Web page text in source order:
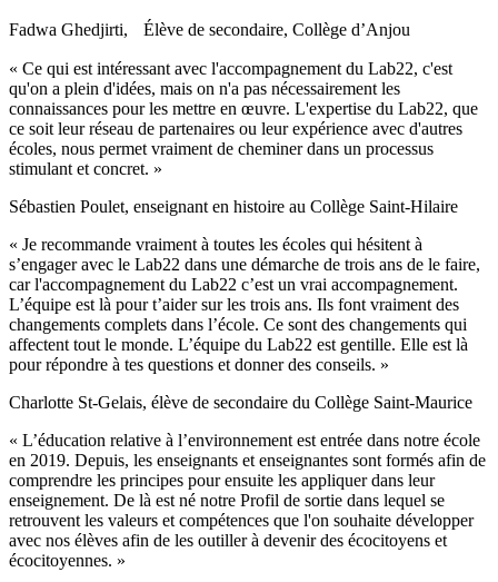
Fadwa Ghedjirti, Élève de secondaire, Collège d’Anjou
« Ce qui est intéressant avec l'accompagnement du Lab22, c'est
qu'on a plein d'idées, mais on n'a pas nécessairement les
connaissances pour les mettre en œuvre. L'expertise du Lab22, que
ce soit leur réseau de partenaires ou leur expérience avec d'autres
écoles, nous permet vraiment de cheminer dans un processus
stimulant et concret. »
Sébastien Poulet, enseignant en histoire au Collège Saint-Hilaire
« Je recommande vraiment à toutes les écoles qui hésitent à
s’engager avec le Lab22 dans une démarche de trois ans de le faire,
car l'accompagnement du Lab22 c’est un vrai accompagnement.
L’équipe est là pour t’aider sur les trois ans. Ils font vraiment des
changements complets dans l’école. Ce sont des changements qui
affectent tout le monde. L’équipe du Lab22 est gentille. Elle est là
pour répondre à tes questions et donner des conseils. »
Charlotte St-Gelais, élève de secondaire du Collège Saint-Maurice
« L’éducation relative à l’environnement est entrée dans notre école
en 2019. Depuis, les enseignants et enseignantes sont formés afin de
comprendre les principes pour ensuite les appliquer dans leur
enseignement. De là est né notre Profil de sortie dans lequel se
retrouvent les valeurs et compétences que l'on souhaite développer
avec nos élèves afin de les outiller à devenir des écocitoyens et
écocitoyennes. »